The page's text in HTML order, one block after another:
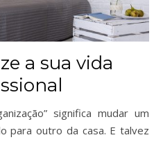
a sua vida
significa mudar um
para outro da casa. E talvez